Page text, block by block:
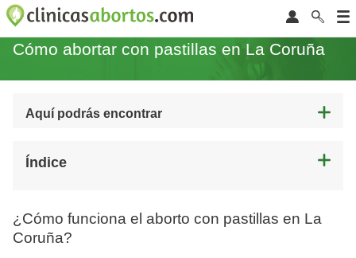
Cómo abortar con pastillas en La Coruña
Aquí podrás encontrar
Índice
¿Cómo funciona el aborto con pastillas en La
Coruña?